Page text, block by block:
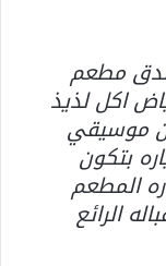
صدق مطعم
اكل لذيذ
موسيقي
بتكون
المطعم
الرائع